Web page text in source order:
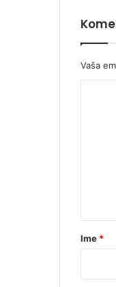
Vaša
rIme *